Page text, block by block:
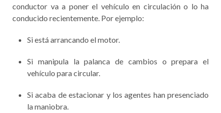
conductor va a poner el vehículo en circulación o lo ha
conducido recientemente. Por ejemplo:
Si está arrancando el motor.
Si manipula la palanca de cambios o prepara el
vehículo para circular.
Si acaba de estacionar y los agentes han presenciado
la maniobra.